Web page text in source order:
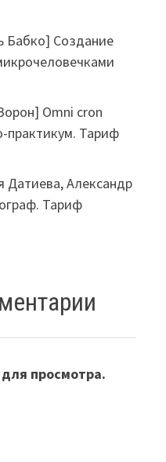
Бабко] Создание
Omni cron
практикум. Тариф
Александр
Тариф
просмотра.